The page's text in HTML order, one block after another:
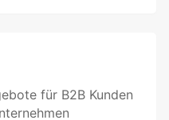
für B2B Kunden